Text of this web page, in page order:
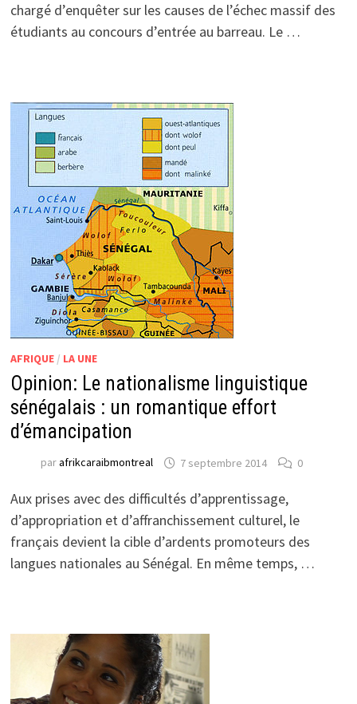
chargé d’enquêter sur les causes de l’échec massif des
étudiants au concours d’entrée au barreau. Le …
AFRIQUE/ LA UNE
Opinion: Le nationalisme linguistique
sénégalais : un romantique effort
d’émancipation
parafrikcaraibmontreal 7 septembre 2014 0
Aux prises avec des difficultés d’apprentissage,
d’appropriation et d’affranchissement culturel, le
français devient la cible d’ardents promoteurs des
langues nationales au Sénégal. En même temps, …